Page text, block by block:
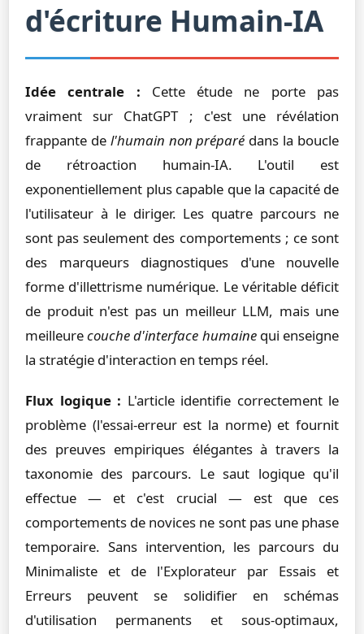
d'écriture Humain-IA
Idée centrale : Cette étude ne porte pas
vraiment sur ChatGPT ; c'est une révélation
frappante de l'humain non préparé dans la boucle
de rétroaction humain-IA. L'outil est
exponentiellement plus capable que la capacité de
l'utilisateur à le diriger. Les quatre parcours ne
sont pas seulement des comportements ; ce sont
des marqueurs diagnostiques d'une nouvelle
forme d'illettrisme numérique. Le véritable déficit
de produit n'est pas un meilleur LLM, mais une
meilleurecouche d'interface humainequi enseigne
la stratégie d'interaction en temps réel.
Flux logique : L'article identifie correctement le
problème (l'essai-erreur est la norme) et fournit
des preuves empiriques élégantes à travers la
taxonomie des parcours. Le saut logique qu'il
effectue — et c'est crucial — est que ces
comportements de novices ne sont pas une phase
temporaire. Sans intervention, les parcours du
Minimaliste et de l'Explorateur par Essais et
Erreurs peuvent se solidifier en schémas
d'utilisation permanents et sous-optimaux,